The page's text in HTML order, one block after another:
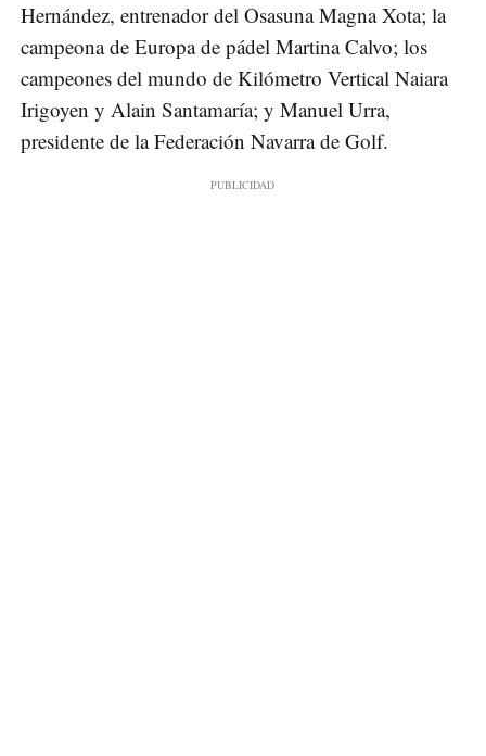
Hernández, entrenador del Osasuna Magna Xota; la
campeona de Europa de pádel Martina Calvo; los
campeones del mundo de Kilómetro Vertical Naiara
Irigoyen y Alain Santamaría; y Manuel Urra,
presidente de la Federación Navarra de Golf.